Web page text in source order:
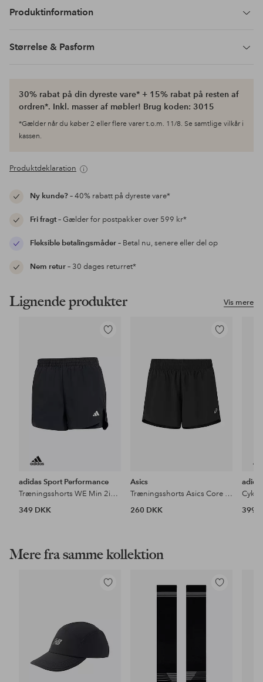
Produktinformation
Størrelse & Pasform
30% rabat på din dyreste vare* + 15% rabat på resten af
ordren*. Inkl. masser af møbler! Brug koden: 3015
*Gælder når du køber 2 eller flere varer t.o.m. 11/8. Se samtlige vilkår i
kassen.
Produktdeklaration
Ny kunde?– 40% rabatt på dyreste vare*
Fri fragt– Gælder for postpakker over 599 kr*
Fleksible betalingsmåder– Betal nu, senere eller del op
Nem retur– 30 dages returret*
Vis mere
Lignende produkter
Tilføj
adidas Sport Performance
Træningsshorts WE Min 2in1 SH
349 DKK
Tilføj
Asics
Træningsshorts Asics Core 4in Short
260 DKK
399
Mere fra samme kollektion
Tilføj
Tilføj